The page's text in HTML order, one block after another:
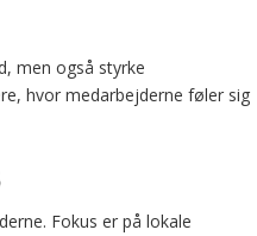
men også styrke
hvor medarbejderne føler sig
Fokus er på lokale